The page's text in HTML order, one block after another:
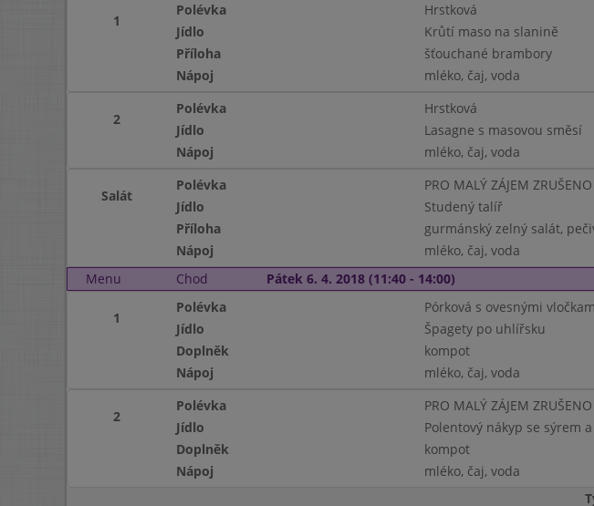
1
Polévka Hrstková
Jídlo
Krůtí maso na slanině
Příloha
šťouchané brambory
Nápoj
mléko, čaj, voda
2
Polévka Hrstková
Jídlo
Lasagne s masovou směsí
Nápoj
mléko, čaj, voda
Salát
Polévka PRO MALÝ ZÁJEM ZRUŠENO
Jídlo
Studený talíř
Příloha
gurmánský zelný salát,
Nápoj
mléko, čaj, voda
Menu
Chod Pátek 6. 4. 2018 (11:40 - 14:00)
1
Polévka Pórková s ovesnými
Jídlo
Špagety po uhlířsku
Doplněk
kompot
Nápoj
mléko, čaj, voda
2
Polévka PRO MALÝ ZÁJEM ZRUŠENO
Jídlo
Polentový nákyp se sýrem
Doplněk
kompot
Nápoj
mléko, čaj, voda